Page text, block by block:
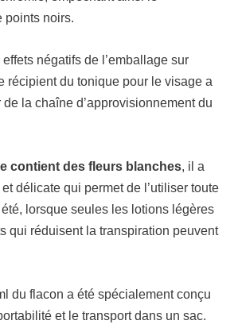
points noirs.
négatifs de l’emballage sur
récipient du tonique pour le visage a
la chaîne d’approvisionnement du
contient des fleurs blanches, il a
délicate qui permet de l’utiliser toute
été, lorsque seules les lotions légères
qui réduisent la transpiration peuvent
du flacon a été spécialement conçu
et le transport dans un sac.